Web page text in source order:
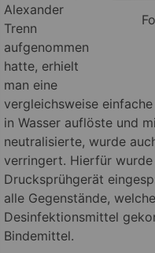
Alexander
Trenn
aufgenommen
hatte, erhielt
man eine
vergleichsweise
in Wasser auflöste und
neutralisierte, wurde
verringert. Hierfür
Drucksprühgerät
alle Gegenstände,
Desinfektionsmittel
Bindemittel.